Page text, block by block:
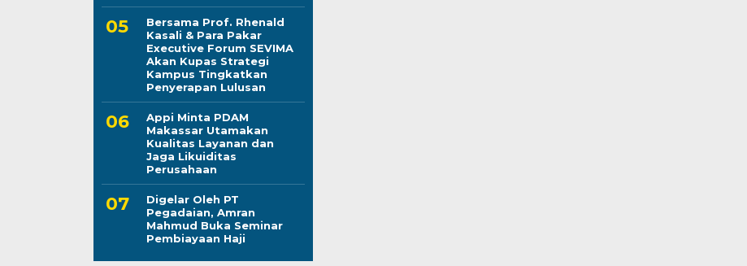
Bersama Prof. Rhenald
Kasali & Para Pakar
Executive Forum SEVIMA
Akan Kupas Strategi
Kampus Tingkatkan
Penyerapan Lulusan
Appi Minta PDAM
Makassar Utamakan
Kualitas Layanan dan
Jaga Likuiditas
Perusahaan
Digelar Oleh PT
Pegadaian, Amran
Mahmud Buka Seminar
Pembiayaan Haji